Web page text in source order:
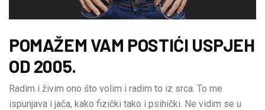
POMAŽEM VAM POSTIĆI USPJEH
OD 2005.
Radim i živim ono što volim i radim to iz srca. To me
ispunjava i jača, kako fizički tako i psihički. Ne vidim se u